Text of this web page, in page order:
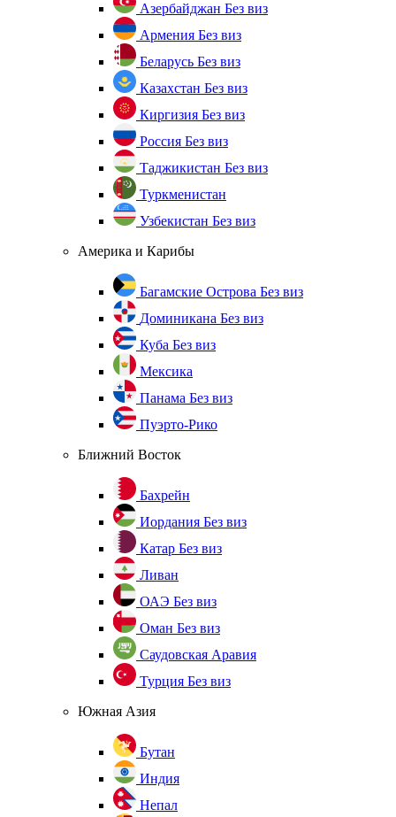
Азербайджан Без виз
Армения Без виз
Беларусь Без виз
Казахстан Без виз
Киргизия Без виз
Россия Без виз
Таджикистан Без виз
Туркменистан
Узбекистан Без виз
Америка и Карибы
Багамские Острова Без виз
Доминикана Без виз
Куба Без виз
Мексика
Панама Без виз
Пуэрто-Рико
Ближний Восток
Бахрейн
Иордания Без виз
Катар Без виз
Ливан
ОАЭ Без виз
Оман Без виз
Саудовская Аравия
Турция Без виз
Южная Азия
Бутан
Индия
Непал